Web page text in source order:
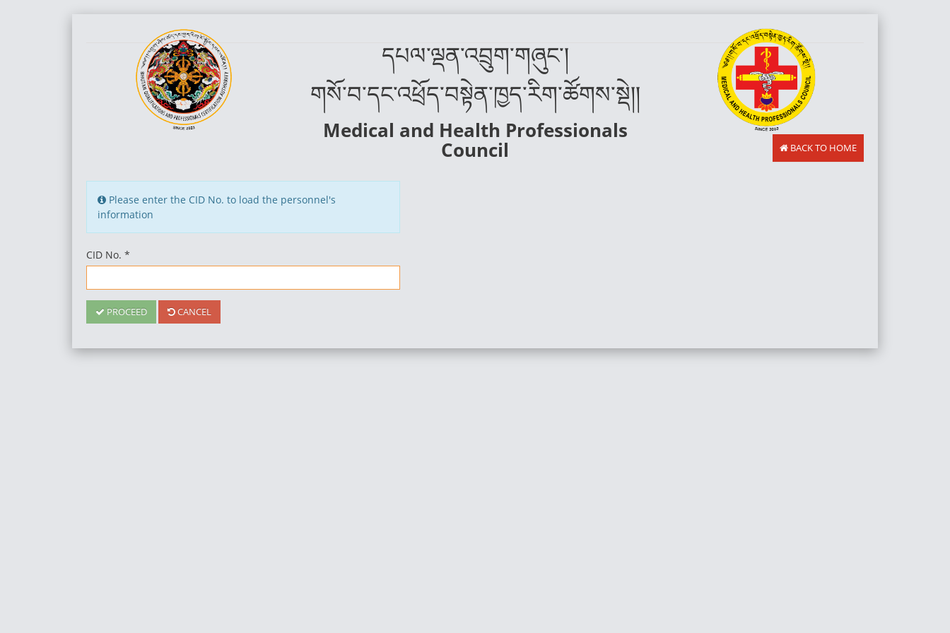
དཔལ་ལྡན་འབྲུག་གཞུང་།
གསོ་བ་དང་འཕྲོད་བསྟེན་ཁྱད་རིག་ཚོགས་སྡེ།།
Medical and Health Professionals
Council BACK TO HOME
Please enter the CID No. to load the personnel's
information
CID No. *
PROCEED CANCEL